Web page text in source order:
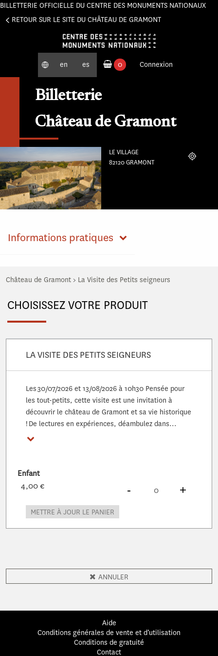
BILLETTERIE OFFICIELLE DU CENTRE DES MONUMENTS NATIONAUX
RETOUR SUR LE SITE DU CHÂTEAU DE GRAMONT
en es
0
Connexion
Billetterie
Château de Gramont
LE VILLAGE
82120 GRAMONT
Localiser
Informations pratiques
Château de Gramont > La Visite des Petits seigneurs
CHOISISSEZ VOTRE PRODUIT
LA VISITE DES PETITS SEIGNEURS
Les 30/07/2026 et 13/08/2026 à 10h30 Pensée pour
les tout-petits, cette visite est une invitation à
découvrir le château de Gramont et sa vie historique
! De lectures en expériences, déambulez dans...
Voir plus
Enfant
4,00 €
- DIMINUER
PRODUITS
+À
METTRE À JOUR LE PANIER
ANNULER
Aide
Conditions générales de vente et d’utilisation
Conditions de gratuité
Contact
Panneau de gestion des cookies